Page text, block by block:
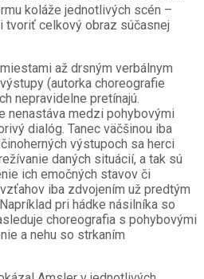
koláže jednotlivých scén –
tvoriť celkový obraz súčasnej
až drsným verbálnym
(autorka choreografie
nepravidelne pretínajú.
nenastáva medzi pohybovými
dialóg. Tanec väčšinou iba
výstupoch sa herci
daných situácií, a tak sú
ich emočných stavov či
iba zdvojením už predtým
pri hádke násilníka so
choreografia s pohybovými
a nehu so strkaním